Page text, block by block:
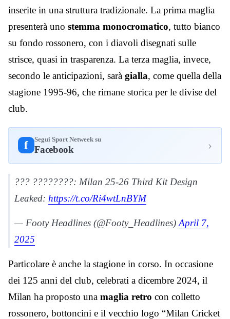
inserite in una struttura tradizionale. La prima maglia
presenterà uno stemma monocromatico, tutto bianco
su fondo rossonero, con i diavoli disegnati sulle
strisce, quasi in trasparenza. La terza maglia, invece,
secondo le anticipazioni, sarà gialla, come quella della
stagione 1995-96, che rimane storica per le divise del
club.
f Segui Sport Netweek su
Facebook ›
??? ????????: Milan 25-26 Third Kit Design
Leaked: https://t.co/Ri4wtLnBYM
— Footy Headlines (@Footy_Headlines) April 7,
2025
Particolare è anche la stagione in corso. In occasione
dei 125 anni del club, celebrati a dicembre 2024, il
Milan ha proposto una maglia retro con colletto
rossonero, bottoncini e il vecchio logo “Milan Cricket